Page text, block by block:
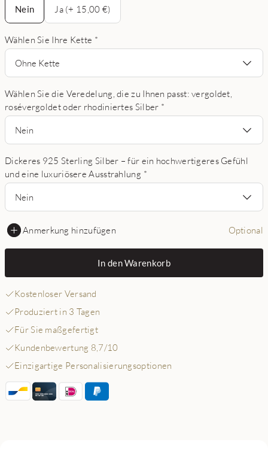
Nein
Ja (+ 15,00 €)
Wählen Sie Ihre Kette *
Ohne Kette
Wählen Sie die Veredelung, die zu Ihnen passt: vergoldet,
rosévergoldet oder rhodiniertes Silber *
Nein
Dickeres 925 Sterling Silber – für ein hochwertigeres Gefühl
und eine luxuriösere Ausstrahlung *
Nein
Anmerkung hinzufügen Optional
In den Warenkorb
Kostenloser Versand
Produziert in 3 Tagen
Für Sie maßgefertigt
Kundenbewertung 8,7/10
Einzigartige Personalisierungsoptionen